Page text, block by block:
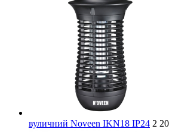
вуличний Noveen IKN18 IP24 2